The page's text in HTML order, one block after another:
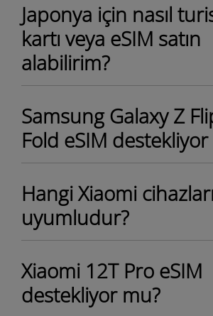
Japonya için nasıl
kartı veya eSIM satın
alabilirim?
Samsung Galaxy Z
Fold eSIM
Hangi Xiaomi
uyumludur?
Xiaomi 12T Pro eSIM
destekliyor mu?